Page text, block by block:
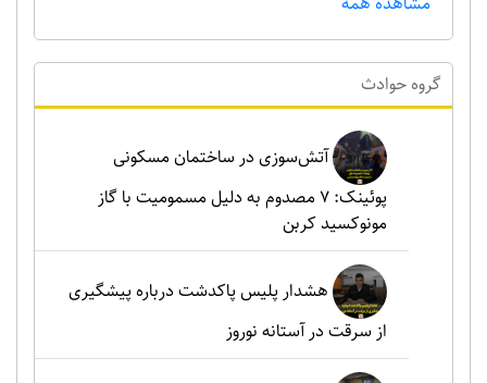
گروه حوادث
آتش‌سوزی در ساختمان مسکونی
پوئینک: 7 مصدوم به دلیل مسمومیت با گاز
مونوکسید کربن
هشدار پلیس پاکدشت درباره پیشگیری
از سرقت در آستانه نوروز